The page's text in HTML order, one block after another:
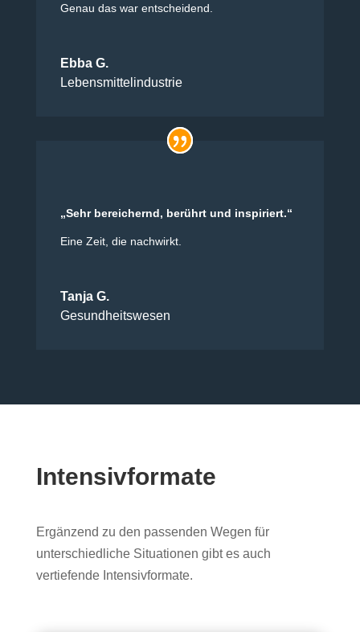
Genau das war entscheidend.
Ebba G.
Lebensmittelindustrie
„Sehr bereichernd, berührt und inspiriert.“
Eine Zeit, die nachwirkt.
Tanja G.
Gesundheitswesen
Intensivformate
Ergänzend zu den passenden Wegen für
unterschiedliche Situationen gibt es auch
vertiefende Intensivformate.